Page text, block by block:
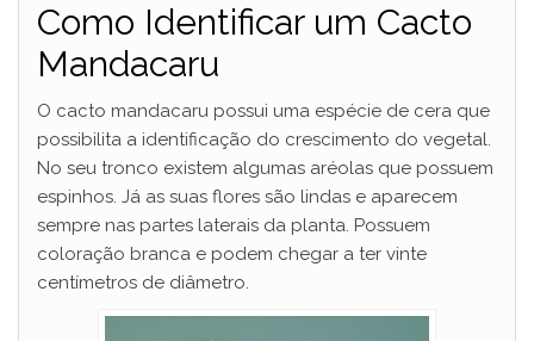
y
V
i
d
e
Como Identificar um Cacto
Mandacaru
O cacto mandacaru possui uma espécie de cera que
possibilita a identificação do crescimento do vegetal.
No seu tronco existem algumas aréolas que possuem
espinhos. Já as suas flores são lindas e aparecem
sempre nas partes laterais da planta. Possuem
coloração branca e podem chegar a ter vinte
centímetros de diâmetro.